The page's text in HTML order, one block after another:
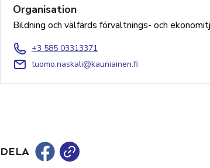
Organisation
Bildning och välfärds förvaltnings- och
+3 585 03313371
tuomo.naskali@kauniainen.fi
DELA